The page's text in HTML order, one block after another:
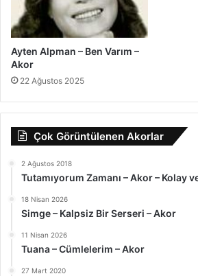
Ayten Alpman – Ben Varım –
Akor
22 Ağustos 2025
Çok Görüntülenen Akorlar
2 Ağustos 2018
Tutamıyorum Zamanı – Akor – Kolay
18 Nisan 2026
Simge – Kalpsiz Bir Serseri – Akor
11 Nisan 2026
Tuana – Cümlelerim – Akor
27 Mart 2020